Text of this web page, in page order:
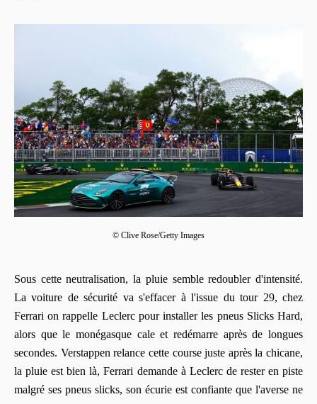
© Clive Rose/Getty Images
Sous cette neutralisation, la pluie semble redoubler d'intensité.
La voiture de sécurité va s'effacer à l'issue du tour 29, chez
Ferrari on rappelle Leclerc pour installer les pneus Slicks Hard,
alors que le monégasque cale et redémarre après de longues
secondes. Verstappen relance cette course juste après la chicane,
la pluie est bien là, Ferrari demande à Leclerc de rester en piste
malgré ses pneus slicks, son écurie est confiante que l'averse ne